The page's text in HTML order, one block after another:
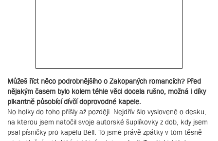
Můžeš říct něco podrobnějšího o Zakopaných romancích? Před
nějakým časem bylo kolem téhle věci docela rušno, možná i díky
pikantně působící dívčí doprovodné kapele.
No holky do toho příšly až později. Nejdřív šlo vysloveně o desku,
na kterou jsem natočil svoje autorské šuplíkovky z dob, kdy jsem
psal písničky pro kapelu Bell. To jsme právě zpátky v tom těsně